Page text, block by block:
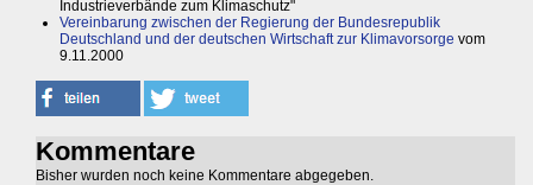
Industrieverbände zum Klimaschutz"
Vereinbarung zwischen der Regierung der Bundesrepublik
Deutschland und der deutschen Wirtschaft zur Klimavorsorge vom
9.11.2000
Kommentare
Bisher wurden noch keine Kommentare abgegeben.